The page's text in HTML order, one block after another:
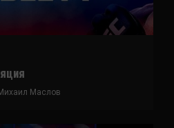
Маслов